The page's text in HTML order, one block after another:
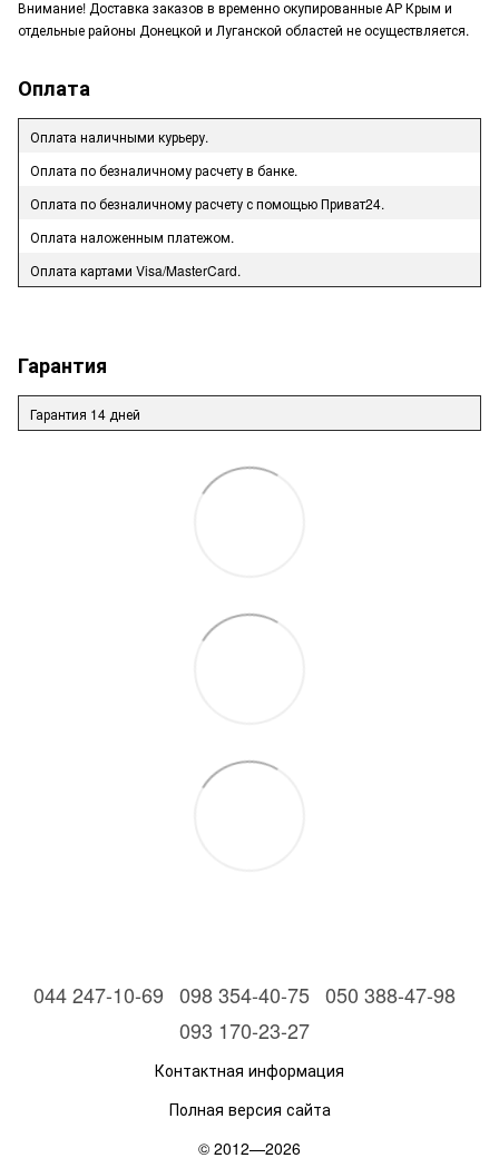
Внимание! Доставка заказов в временно окупированные АР Крым и
отдельные районы Донецкой и Луганской областей не осуществляется.
Оплата
Оплата наличными курьеру.
Оплата по безналичному расчету в банке.
Оплата по безналичному расчету с помощью Приват24.
Оплата наложенным платежом.
Оплата картами Visa/MasterCard.
Гарантия
Гарантия 14 дней
044 247-10-69 098 354-40-75 050 388-47-98
093 170-23-27
Контактная информация
Полная версия сайта
© 2012—2026